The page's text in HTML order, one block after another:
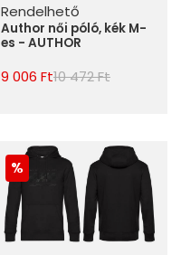
Rendelhető
Author női póló, kék M-
es - AUTHOR
9 006 Ft10 472 Ft